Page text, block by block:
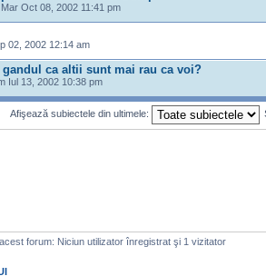
Oct 08, 2002 11:41 pm
02, 2002 12:14 am
gandul ca altii sunt mai rau ca voi?
Iul 13, 2002 10:38 pm
Afişează subiectele din ultimele:
forum: Niciun utilizator înregistrat şi 1 vizitator